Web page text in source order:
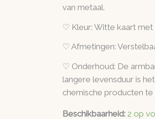
van metaal.
♡ Kleur: Witte kaart
♡ Afmetingen:
♡ Onderhoud: De
langere levensduur is
chemische producten te
Beschikbaarheid: 2 op